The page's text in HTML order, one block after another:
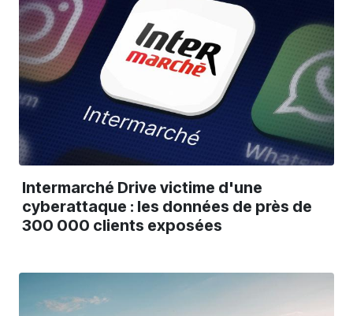
Intermarché Drive victime d'une
cyberattaque : les données de près de
300 000 clients exposées